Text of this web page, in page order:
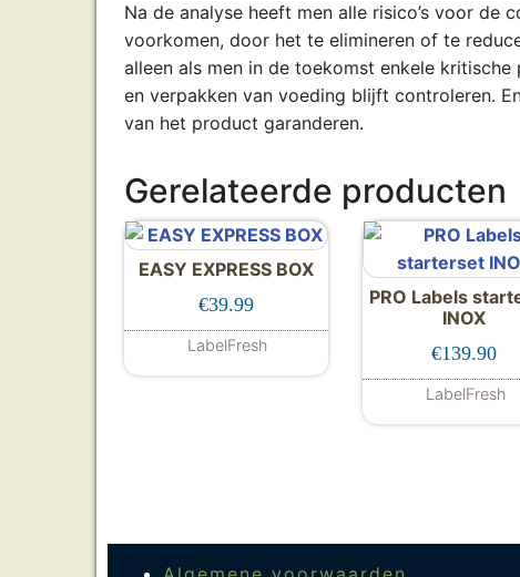
Na de analyse heeft men alle risico’s voor
voorkomen, door het te elimineren of te
alleen als men in de toekomst enkele
en verpakken van voeding blijft controleren.
van het product garanderen.
Gerelateerde producten
EASY EXPRESS BOX
€39.99
LabelFresh
PRO Labels
INOX
€139.90
LabelFresh